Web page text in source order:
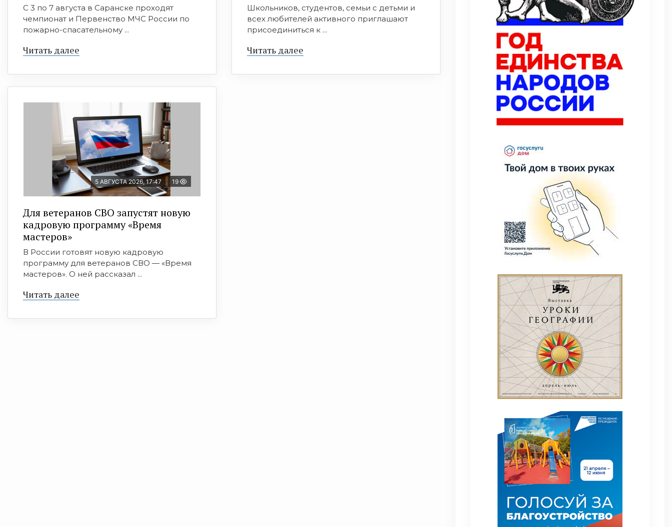
С 3 по 7 августа в Саранске проходят
чемпионат и Первенство МЧС России по
пожарно-спасательному ...
Читать далее
Школьников, студентов, семьи с детьми и
всех любителей активного приглашают
присоединиться к ...
Читать далее
5 АВГУСТА 2026, 17:47 19
Для ветеранов СВО запустят новую
кадровую программу «Время
мастеров»
В России готовят новую кадровую
программу для ветеранов СВО — «Время
мастеров». О ней рассказал ...
Читать далее